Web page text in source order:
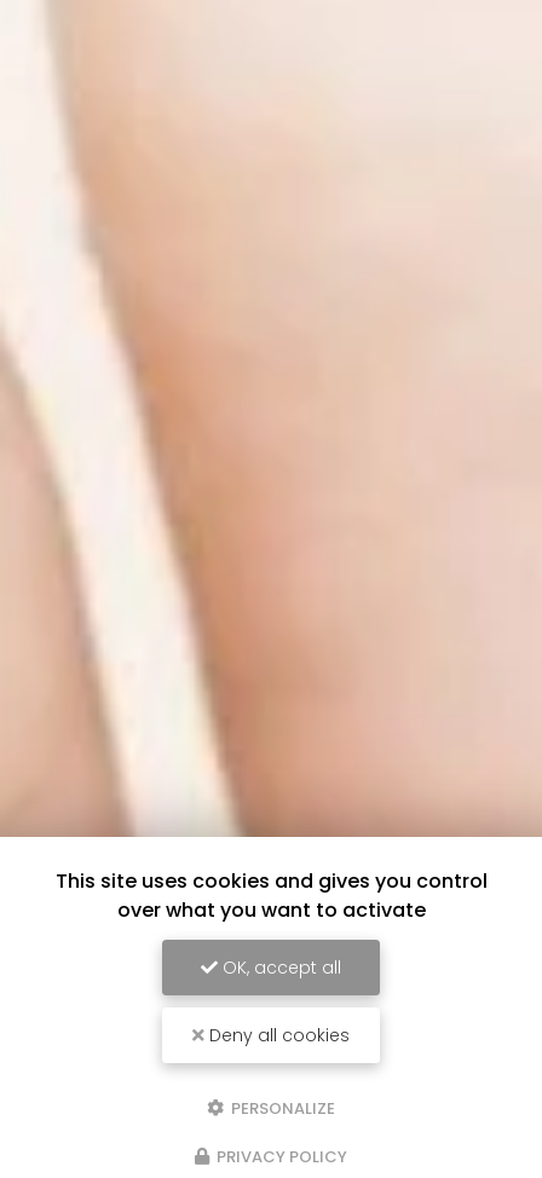
This site uses cookies and gives you control
over what you want to activate
OK, accept all
Deny all cookies
PERSONALIZE
PRIVACY POLICY